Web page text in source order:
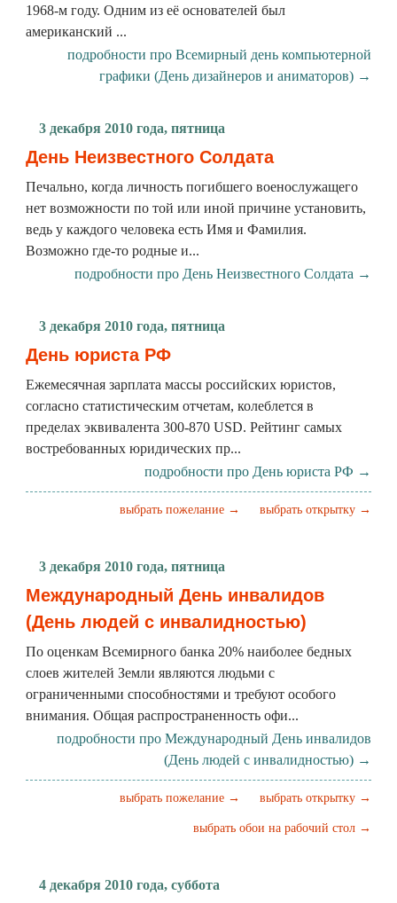
1968-м году. Одним из её основателей был
американский ...
подробности про Всемирный день компьютерной
графики (День дизайнеров и аниматоров) →
3 декабря 2010 года, пятница
День Неизвестного Солдата
Печально, когда личность погибшего военослужащего
нет возможности по той или иной причине установить,
ведь у каждого человека есть Имя и Фамилия.
Возможно где-то родные и...
подробности про День Неизвестного Солдата →
3 декабря 2010 года, пятница
День юриста РФ
Ежемесячная зарплата массы российских юристов,
согласно статистическим отчетам, колеблется в
пределах эквивалента 300-870 USD. Рейтинг самых
востребованных юридических пр...
подробности про День юриста РФ →
выбрать открытку →
выбрать пожелание →
3 декабря 2010 года, пятница
Международный День инвалидов
(День людей с инвалидностью)
По оценкам Всемирного банка 20% наиболее бедных
слоев жителей Земли являются людьми с
ограниченными способностями и требуют особого
внимания. Общая распространенность офи...
подробности про Международный День инвалидов
(День людей с инвалидностью) →
выбрать открытку →
выбрать пожелание →
выбрать обои на рабочий стол →
4 декабря 2010 года, суббота